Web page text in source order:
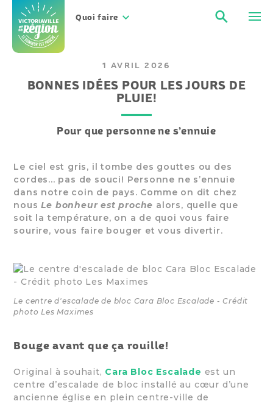
contenu
Quoi faire
1 AVRIL 2026
BONNES IDÉES POUR LES JOURS DE
PLUIE!
Pour que personne ne s’ennuie
Le ciel est gris, il tombe des gouttes ou des
cordes... pas de souci! Personne ne s’ennuie
dans notre coin de pays. Comme on dit chez
nousLe bonheur est proche alors, quelle que
soit la température, on a de quoi vous faire
sourire, vous faire bouger et vous divertir.
Le centre d'escalade de bloc Cara Bloc Escalade - Crédit
photo Les Maximes
Bouge avant que ça rouille!
Original à souhait, Cara Bloc Escalade est un
centre d’escalade de bloc installé au cœur d’une
ancienne église en plein centre-ville de